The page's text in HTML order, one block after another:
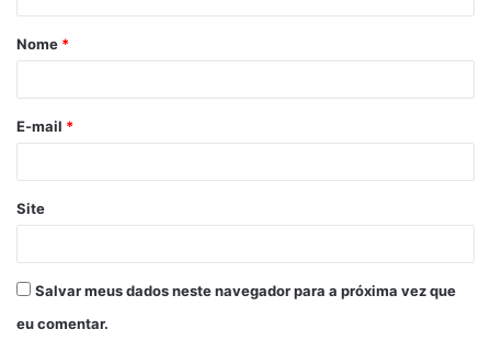
Nome *
E-mail *
Site
Salvar meus dados neste navegador para a próxima vez que
eu comentar.